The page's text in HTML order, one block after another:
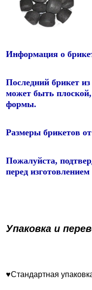
Информация о
Последний брикет
может быть
формы.
Размеры брикетов
Пожалуйста,
перед
Упаковка и
♥Стандартная